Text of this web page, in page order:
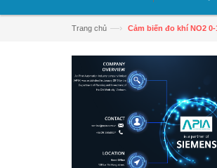
Trang chủ —› Cảm biến đo khí NO2 0-